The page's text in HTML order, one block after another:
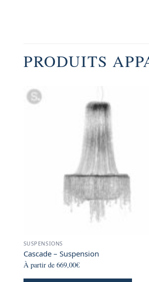
PRODUITS
SUSPENSIONS
Cascade – Suspension
À partir de 669,00€